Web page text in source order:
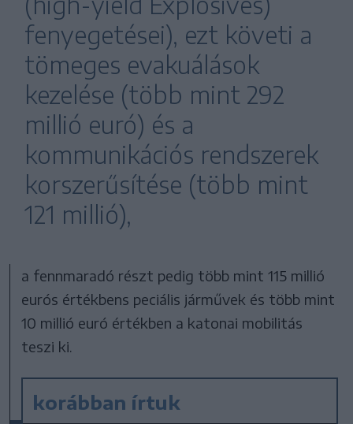
fenyegetései), ezt követi a
tömeges evakuálások
kezelése (több mint 292
millió euró) és a
kommunikációs rendszerek
korszerűsítése (több mint
121 millió),
a fennmaradó részt pedig több mint 115 millió
eurós értékbens peciális járművek és több mint
10 millió euró értékben a katonai mobilitás
teszi ki.
korábban írtuk